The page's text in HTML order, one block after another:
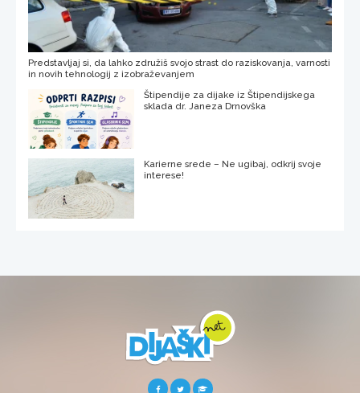
Predstavljaj si, da lahko združiš svojo strast do raziskovanja, varnosti
in novih tehnologij z izobraževanjem
Štipendije za dijake iz Štipendijskega
sklada dr. Janeza Drnovška
Karierne srede – Ne ugibaj, odkrij svoje
interese!